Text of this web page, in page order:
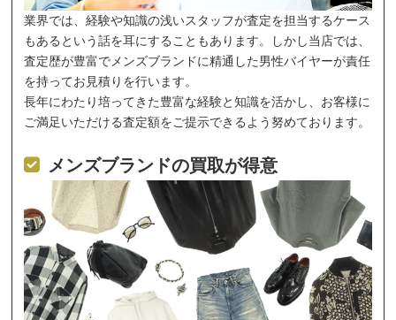
業界では、経験や知識の浅いスタッフが査定を担当するケース
もあるという話を耳にすることもあります。しかし当店では、
査定歴が豊富でメンズブランドに精通した男性バイヤーが責任
を持ってお見積りを行います。
長年にわたり培ってきた豊富な経験と知識を活かし、お客様に
ご満足いただける査定額をご提示できるよう努めております。
メンズブランドの買取が得意